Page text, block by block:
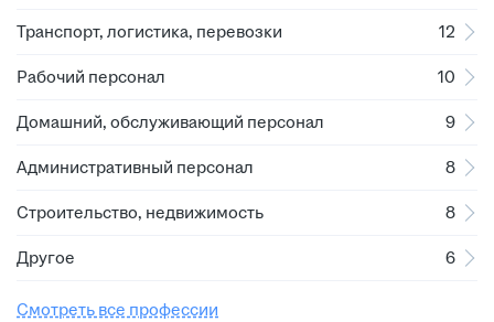
Транспорт, логистика, перевозки 12
Рабочий персонал 10
Домашний, обслуживающий персонал 9
Административный персонал 8
Строительство, недвижимость 8
Другое 6
Смотреть все профессии